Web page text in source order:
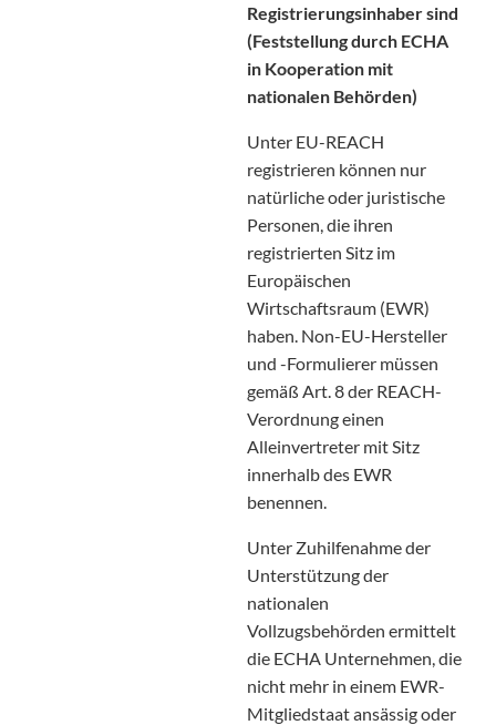
Registrierungsinhaber sind
(Feststellung durch ECHA
in Kooperation mit
nationalen Behörden)
Unter EU-REACH
registrieren können nur
natürliche oder juristische
Personen, die ihren
registrierten Sitz im
Europäischen
Wirtschaftsraum (EWR)
haben. Non-EU-Hersteller
und -Formulierer müssen
gemäß Art. 8 der REACH-
Verordnung einen
Alleinvertreter mit Sitz
innerhalb des EWR
benennen.
Unter Zuhilfenahme der
Unterstützung der
nationalen
Vollzugsbehörden ermittelt
die ECHA Unternehmen, die
nicht mehr in einem EWR-
Mitgliedstaat ansässig oder